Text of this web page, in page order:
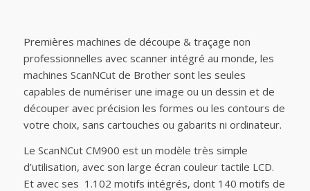
Premières machines de découpe & traçage non
professionnelles avec scanner intégré au monde, les
machines ScanNCut de Brother sont les seules
capables de numériser une image ou un dessin et de
découper avec précision les formes ou les contours de
votre choix, sans cartouches ou gabarits ni ordinateur.
Le ScanNCut CM900 est un modèle très simple
d’utilisation, avec son large écran couleur tactile LCD.
Et avec ses 1.102 motifs intégrés, dont 140 motifs de